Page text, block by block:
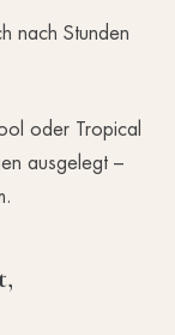
nach Stunden
oder Tropical
ausgelegt –